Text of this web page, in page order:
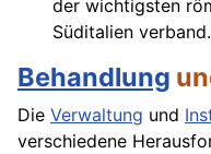
der wichtigsten
Süditalien verband.
Behandlung
Die Verwaltung und
verschiedene